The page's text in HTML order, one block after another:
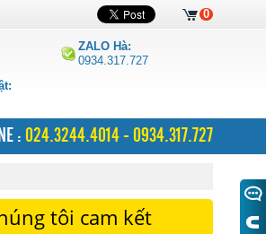
ZALO Hà:
0934.317.727
: 024.3244.4014 - 0934.317.727
tôi cam kết
0